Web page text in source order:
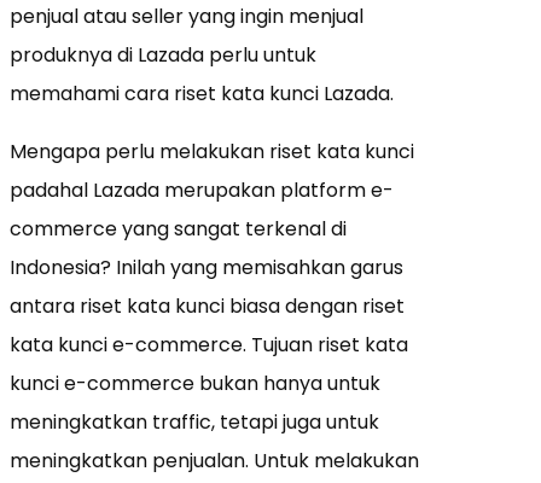
penjual atau seller yang ingin menjual
produknya di Lazada perlu untuk
memahami cara riset kata kunci Lazada.
Mengapa perlu melakukan riset kata kunci
padahal Lazada merupakan platform e-
commerce yang sangat terkenal di
Indonesia? Inilah yang memisahkan garus
antara riset kata kunci biasa dengan riset
kata kunci e-commerce. Tujuan riset kata
kunci e-commerce bukan hanya untuk
meningkatkan traffic, tetapi juga untuk
meningkatkan penjualan. Untuk melakukan